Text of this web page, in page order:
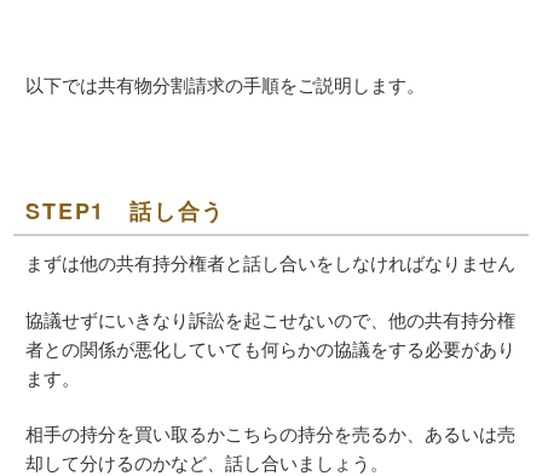
以下では共有物分割請求の手順をご説明します。
STEP1 話し合う
まずは他の共有持分権者と話し合いをしなければなりません
協議せずにいきなり訴訟を起こせないので、他の共有持分権
者との関係が悪化していても何らかの協議をする必要があり
ます。
相手の持分を買い取るかこちらの持分を売るか、あるいは売
却して分けるのかなど、話し合いましょう。